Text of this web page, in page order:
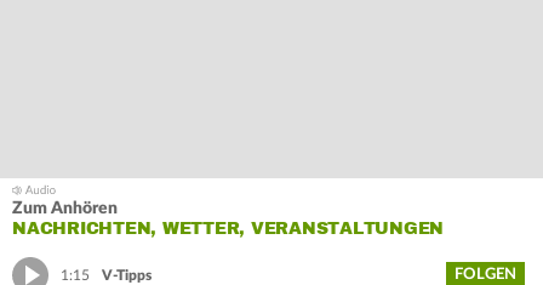
Zum Anhören
NACHRICHTEN, WETTER, VERANSTALTUNGEN
1:15 V-Tipps FOLGEN